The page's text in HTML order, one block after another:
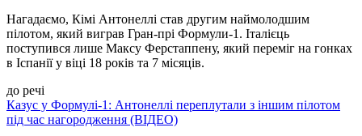
Нагадаємо, Кімі Антонеллі став другим наймолодшим
пілотом, який виграв Гран-прі Формули-1. Італієць
поступився лише Максу Ферстаппену, який переміг на гонках
в Іспанії у віці 18 років та 7 місяців.
до речі
Казус у Формулі-1: Антонеллі переплутали з іншим пілотом
під час нагородження (ВІДЕО)